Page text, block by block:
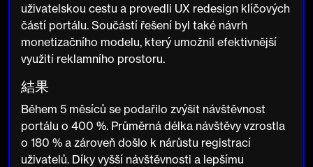
uživatelskou cestu a provedli UX redesign klíčových
částí portálu. Součástí řešení byl také návrh
monetizačního modelu, který umožnil efektivnější
využití reklamního prostoru.
結果
Během 5 měsíců se podařilo zvýšit návštěvnost
portálu o 400 %. Průměrná délka návštěvy vzrostla
o 180 % a zároveň došlo k nárůstu registrací
uživatelů. Díky vyšší návštěvnosti a lepšímu